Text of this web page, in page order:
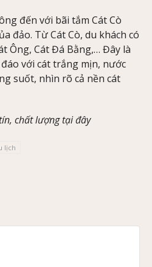
đến với bãi tắm Cát Cò
đảo. Từ Cát Cò, du khách có
Ông, Cát Đá Bằng,… Đây là
với cát trắng mịn, nước
suốt, nhìn rõ cả nền cát
chất lượng tại đây
lịch